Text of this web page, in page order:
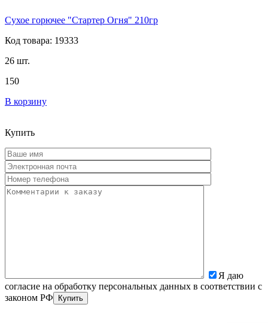
Сухое горючее "Стартер Огня" 210гр
Код товара: 19333
26 шт.
150
В корзину
Купить
Я даю
согласие на обработку персональных данных в соответствии с
законом РФ